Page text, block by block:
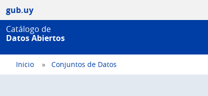
gub.uy
Catálogo de
Datos Abiertos
Inicio Conjuntos de Datos